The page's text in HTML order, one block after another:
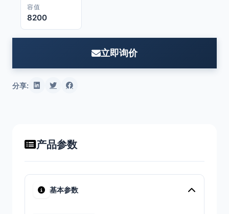
容值
8200
立即询价
分享:
产品参数
基本参数